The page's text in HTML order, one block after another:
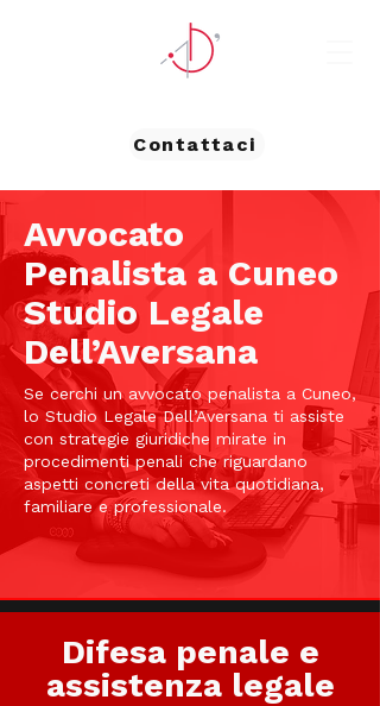
Contattaci
Avvocato
Penalista a Cuneo
Studio Legale
Dell’Aversana
Se cerchi un avvocato penalista a Cuneo,
lo Studio Legale Dell’Aversana ti assiste
con strategie giuridiche mirate in
procedimenti penali che riguardano
aspetti concreti della vita quotidiana,
familiare e professionale.
Difesa penale e
assistenza legale